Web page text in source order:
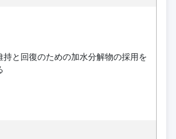
持と回復のための加水分解物の採用を